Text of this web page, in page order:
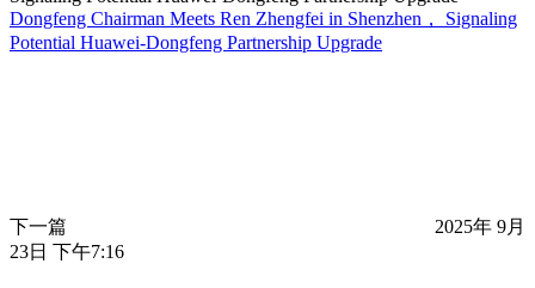
Dongfeng Chairman Meets Ren Zhengfei in Shenzhen， Signaling
Potential Huawei-Dongfeng Partnership Upgrade
下一篇
2025年 9月
23日 下午7:16